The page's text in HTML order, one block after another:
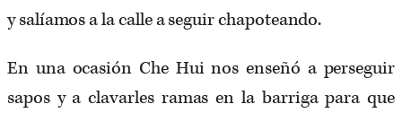
y salíamos a la calle a seguir chapoteando.
En una ocasión Che Hui nos enseñó a perseguir
sapos y a clavarles ramas en la barriga para que